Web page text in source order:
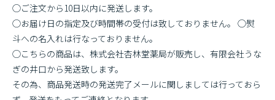
◯ご注文から10日以内に発送します。
◯お届け日の指定及び時間帯の受付は致しておりません。 ◯熨
斗への名入れは行なっておりません。
◯こちらの商品は、株式会社杏林堂薬局が販売し、有限会社うな
ぎの井口から発送致します。
その為、商品発送時の発送完了メールに関しましては行っておら